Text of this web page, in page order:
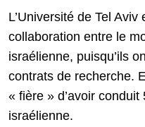
L’Université de Tel
collaboration entre le
israélienne, puisqu’ils
contrats de recherche.
« fière » d’avoir conduit
israélienne.